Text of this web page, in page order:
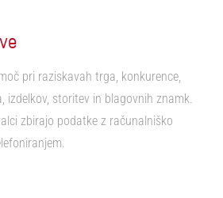
pri raziskavah trga, konkurence,
izdelkov, storitev in blagovnih znamk.
zbirajo podatke z računalniško